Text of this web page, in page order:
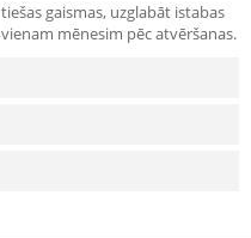
gaismas, uzglabāt istabas
mēnesim pēc atvēršanas.